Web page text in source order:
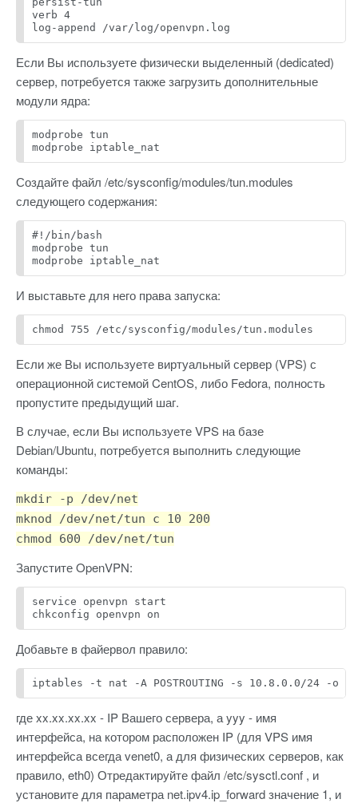
verb 4
log-append /var/log/openvpn.log
Если Вы используете физически выделенный (dedicated)
сервер, потребуется также загрузить дополнительные
модули ядра:
modprobe tun
modprobe iptable_nat
Создайте файл /etc/sysconfig/modules/tun.modules
следующего содержания:
#!/bin/bash
modprobe tun
modprobe iptable_nat
И выставьте для него права запуска:
chmod 755 /etc/sysconfig/modules/tun.modules
Если же Вы используете виртуальный сервер (VPS) с
операционной системой CentOS, либо Fedora, полность
пропустите предыдущий шаг.
В случае, если Вы используете VPS на базе
Debian/Ubuntu, потребуется выполнить следующие
команды:
mkdir -p /dev/net
mknod /dev/net/tun c 10 200
chmod 600 /dev/net/tun
Запустите OpenVPN:
service openvpn start
chkconfig openvpn on
Добавьте в файервол правило:
iptables -t nat -A POSTROUTING -s 10.8.0.0/24 -o
где xx.xx.xx.xx - IP Вашего сервера, а yyy - имя
интерфейса, на котором расположен IP (для VPS имя
интерфейса всегда venet0, а для физических серверов, как
правило, eth0) Отредактируйте файл /etc/sysctl.conf , и
установите для параметра net.ipv4.ip_forward значение 1, и